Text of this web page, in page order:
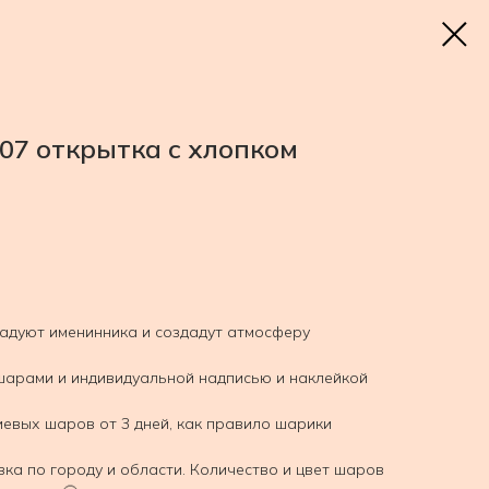
открытка с хлопком
именинника и создадут атмосферу
и индивидуальной надписью и наклейкой
шаров от 3 дней, как правило шарики
по городу и области. Количество и цвет шаров